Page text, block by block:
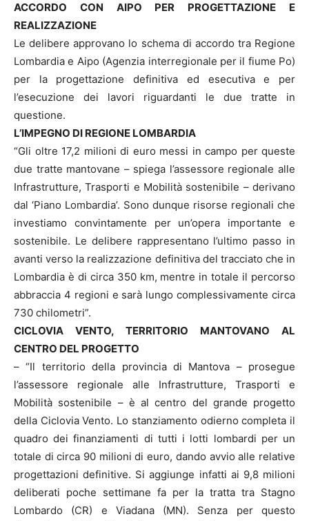
ACCORDO CON AIPO PER PROGETTAZIONE E
REALIZZAZIONE
Le delibere approvano lo schema di accordo tra Regione
Lombardia e Aipo (Agenzia interregionale per il fiume Po)
per la progettazione definitiva ed esecutiva e per
l’esecuzione dei lavori riguardanti le due tratte in
questione.
L’IMPEGNO DI REGIONE LOMBARDIA
“Gli oltre 17,2 milioni di euro messi in campo per queste
due tratte mantovane – spiega l’assessore regionale alle
Infrastrutture, Trasporti e Mobilità sostenibile – derivano
dal ‘Piano Lombardia’. Sono dunque risorse regionali che
investiamo convintamente per un’opera importante e
sostenibile. Le delibere rappresentano l’ultimo passo in
avanti verso la realizzazione definitiva del tracciato che in
Lombardia è di circa 350 km, mentre in totale il percorso
abbraccia 4 regioni e sarà lungo complessivamente circa
730 chilometri”.
CICLOVIA VENTO, TERRITORIO MANTOVANO AL
CENTRO DEL PROGETTO
– “Il territorio della provincia di Mantova – prosegue
l’assessore regionale alle Infrastrutture, Trasporti e
Mobilità sostenibile – è al centro del grande progetto
della Ciclovia Vento. Lo stanziamento odierno completa il
quadro dei finanziamenti di tutti i lotti lombardi per un
totale di circa 90 milioni di euro, dando avvio alle relative
progettazioni definitive. Si aggiunge infatti ai 9,8 milioni
deliberati poche settimane fa per la tratta tra Stagno
Lombardo (CR) e Viadana (MN). Senza per questo